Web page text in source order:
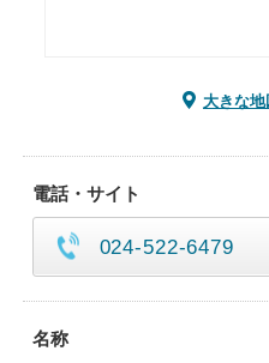
大きな地
電話・サイト
024-522-6479
名称